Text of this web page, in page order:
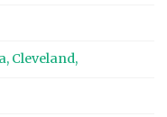
Cleveland,